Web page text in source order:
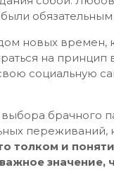
обязательным
новых времен,
на принцип
социальную
брачного
переживаний,
толком и